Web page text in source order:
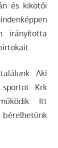
és kikötői
irányította
Aki
Krk
Itt
bérelhetünk